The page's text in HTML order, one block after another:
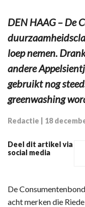
DEN HAAG – De
loep nemen.
andere
gebruikt nog
greenwashing
Redactie 18
Deel dit artikel via
social media
De
acht merken die